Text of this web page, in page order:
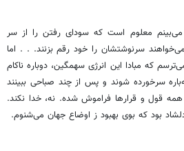
معلوم است که سودای رفتن را از سر
سرنوشتشان را خود رقم بزنند. . . اما
که مبادا این انرژی سهمگین، دوباره ناکام
سرخورده شوند و پس از چند صباحی ببینند
قول و قرارها فراموش شده. نه، خدا نکند.
بود که بوی بهبود ز اوضاع جهان می‌شنوم.